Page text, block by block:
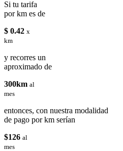
Si tu tarifa
por km es de
$ 0.42 x
km
y recorres un
aproximado de
300km al
mes
entonces, con nuestra modalidad
de pago por km serían
$126 al
mes